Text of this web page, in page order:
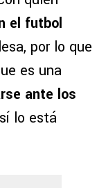
el futbol
por lo que
es una
ante los
lo está